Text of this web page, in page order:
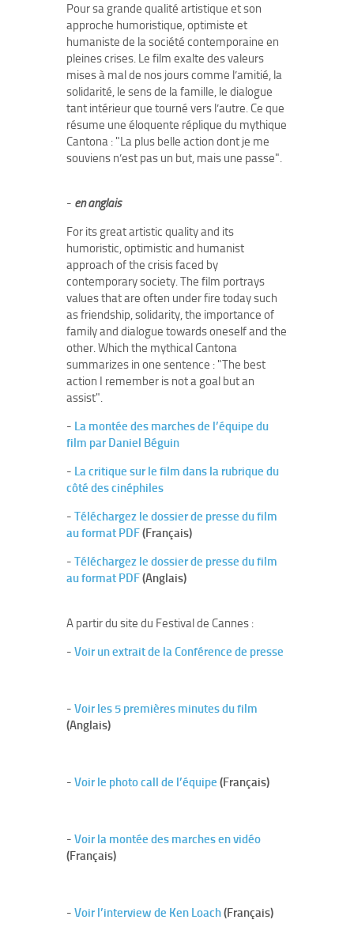
Pour sa grande qualité artistique et son
approche humoristique, optimiste et
humaniste de la société contemporaine en
pleines crises. Le film exalte des valeurs
mises à mal de nos jours comme l’amitié, la
solidarité, le sens de la famille, le dialogue
tant intérieur que tourné vers l’autre. Ce que
résume une éloquente réplique du mythique
Cantona : "La plus belle action dont je me
souviens n’est pas un but, mais une passe".
- en anglais
For its great artistic quality and its
humoristic, optimistic and humanist
approach of the crisis faced by
contemporary society. The film portrays
values that are often under fire today such
as friendship, solidarity, the importance of
family and dialogue towards oneself and the
other. Which the mythical Cantona
summarizes in one sentence : "The best
action I remember is not a goal but an
assist".
- La montée des marches de l’équipe du
film par Daniel Béguin
- La critique sur le film dans la rubrique du
côté des cinéphiles
- Téléchargez le dossier de presse du film
au format PDF(Français)
- Téléchargez le dossier de presse du film
au format PDF(Anglais)
A partir du site du Festival de Cannes :
- Voir un extrait de la Conférence de presse
- Voir les 5 premières minutes du film
(Anglais)
- Voir le photo call de l’équipe (Français)
- Voir la montée des marches en vidéo
(Français)
- Voir l’interview de Ken Loach(Français)